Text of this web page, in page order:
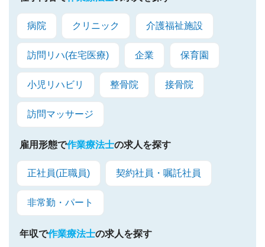
病院 クリニック 介護福祉施設
訪問リハ(在宅医療) 企業 保育園
小児リハビリ 整骨院 接骨院
訪問マッサージ
雇用形態で作業療法士の求人を探す
正社員(正職員) 契約社員・嘱託社員
非常勤・パート
年収で作業療法士の求人を探す